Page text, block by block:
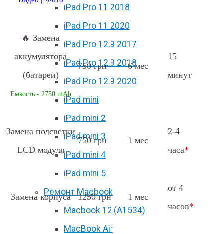
iPad Pro 11 2018
iPad Pro 11 2020
iPad Pro 12.9 2017
iPad Pro 12.9 2018
iPad Pro 12.9 2020
iPad mini
iPad mini 2
iPad mini 3
iPad mini 4
iPad mini 5
Ремонт Macbook
Macbook 12 (А1534)
MacBook Air
🔥 Замена
аккумулятора
(батареи)
Емкость - 2750 mAh
750 грн 6 мес
15
минут
Замена подсветки
LCD модуля
750 грн 1 мес
2-4
часа*
Замена корпуса 1250 грн 1 мес
от 4
часов*